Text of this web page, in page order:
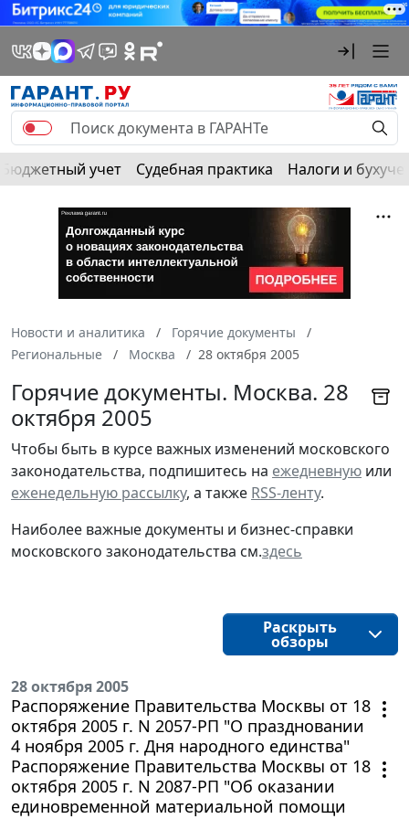
Бюджетный учет Судебная практика Налоги и
Новости и аналитика
Горячие документы
Региональные
Москва 28 октября 2005
Горячие документы. Москва. 28
октября 2005
Чтобы быть в курсе важных изменений московского
законодательства, подпишитесь на ежедневную или
еженедельную рассылку, а также RSS-ленту.
Наиболее важные документы и бизнес-справки
московского законодательства см.здесь
Раскрыть
обзоры
28 октября 2005
Распоряжение Правительства Москвы от 18
октября 2005 г. N 2057-РП "О праздновании
4 ноября 2005 г. Дня народного единства"
Распоряжение Правительства Москвы от 18
октября 2005 г. N 2087-РП "Об оказании
единовременной материальной помощи